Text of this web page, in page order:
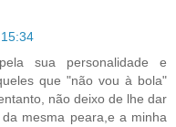
sua personalidade e
que "não vou à bola"
não deixo de lhe dar
mesma peara,e a minha